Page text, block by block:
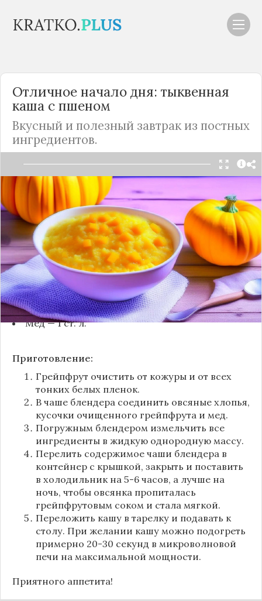
Отличное начало дня: тыквенная
каша с пшеном
Вкусный и полезный завтрак из постных
ингредиентов.
Читать в Telegram
Каша получается невероятно нежной, с
приятной сладостью и легкой горчинкой
грейпфрута.
Ингредиенты:
Хлопья овсяные — 120 г
Грейпфрут — 1 шт.
Мёд — 1 ст. л.
Приготовление:
Грейпфрут очистить от кожуры и от всех
тонких белых пленок.
В чаше блендера соединить овсяные хлопья,
кусочки очищенного грейпфрута и мед.
Погружным блендером измельчить все
ингредиенты в жидкую однородную массу.
Перелить содержимое чаши блендера в
контейнер с крышкой, закрыть и поставить
в холодильник на 5-6 часов, а лучше на
ночь, чтобы овсянка пропиталась
грейпфрутовым соком и стала мягкой.
Переложить кашу в тарелку и подавать к
столу. При желании кашу можно подогреть
примерно 20-30 секунд в микроволновой
печи на максимальной мощности.
Приятного аппетита!